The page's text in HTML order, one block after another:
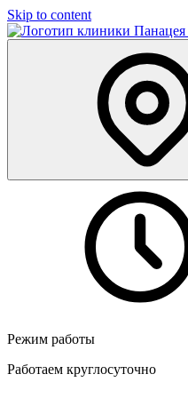
Skip to content
Режим работы
Работаем круглосуточно